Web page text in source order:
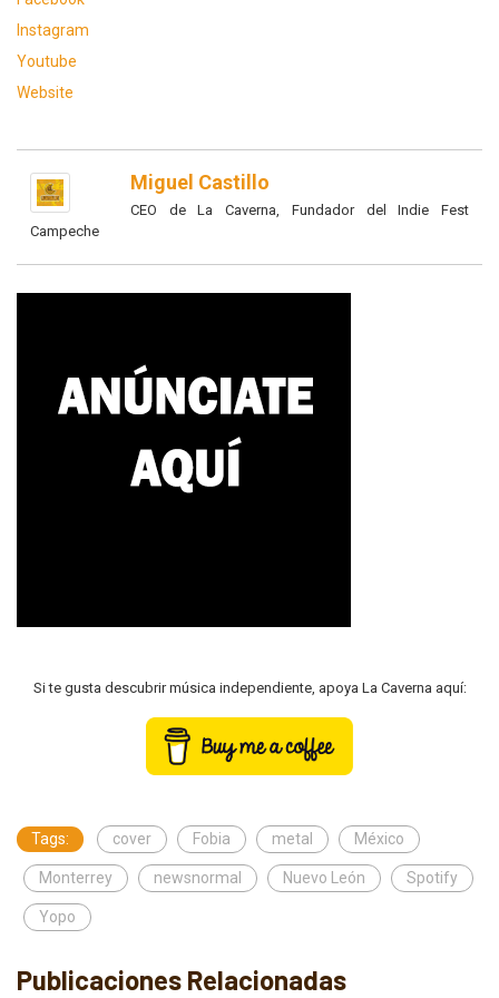
Instagram
Youtube
Website
Miguel Castillo
CEO de La Caverna, Fundador del Indie Fest
Campeche
Si te gusta descubrir música independiente, apoya La Caverna aquí:
Tags: cover Fobia metal México
Monterrey newsnormal Nuevo León Spotify
Yopo
Publicaciones Relacionadas